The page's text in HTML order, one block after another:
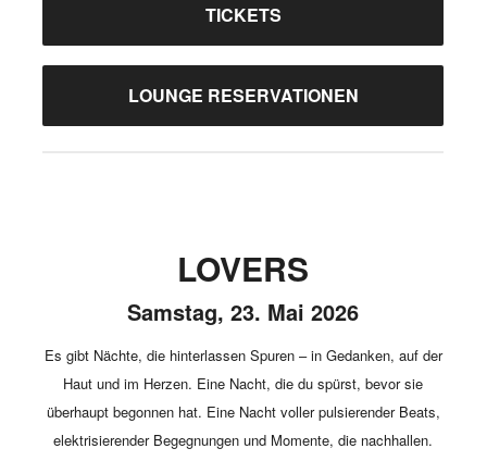
TICKETS
LOUNGE RESERVATIONEN
LOVERS
Samstag, 23. Mai 2026
Es gibt Nächte, die hinterlassen Spuren – in Gedanken, auf der
Haut und im Herzen. Eine Nacht, die du spürst, bevor sie
überhaupt begonnen hat. Eine Nacht voller pulsierender Beats,
elektrisierender Begegnungen und Momente, die nachhallen.